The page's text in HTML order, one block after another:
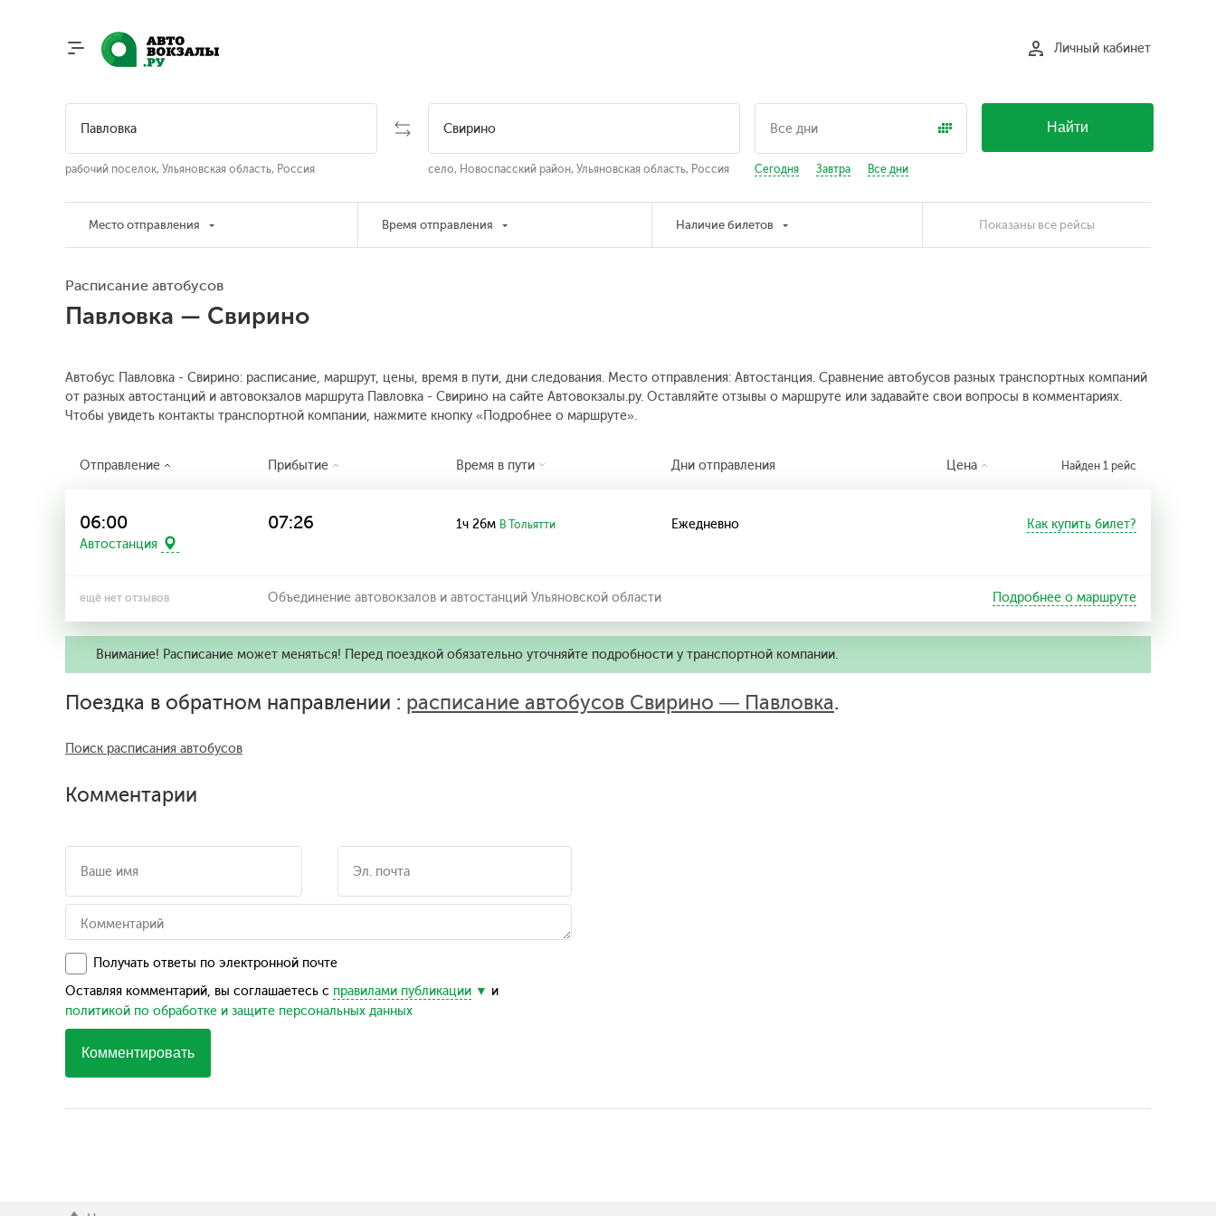
Личный кабинет
рабочий поселок, Ульяновская область, Россия село, Новоспасский район, Ульяновская область, Россия Сегодня Завтра Все дни
Найти
Место отправления Время отправления Наличие билетов Показаны все рейсы
Расписание автобусов
Павловка — Свирино
Автобус Павловка - Свирино: расписание, маршрут, цены, время в пути, дни следования. Место отправления: Автостанция. Сравнение автобусов разных транспортных компаний
от разных автостанций и автовокзалов маршрута Павловка - Свирино на сайте Автовокзалы.ру. Оставляйте отзывы о маршруте или задавайте свои вопросы в комментариях.
Чтобы увидеть контакты транспортной компании, нажмите кнопку «Подробнее о маршруте».
Отправление Прибытие Время в пути Дни отправления Цена Найден 1 рейс
06:00
Автостанция
07:26 1ч 26м В Тольятти Ежедневно Как купить билет?
ещё нет отзывов Объединение автовокзалов и автостанций Ульяновской области Подробнее о маршруте
Внимание! Расписание может меняться! Перед поездкой обязательно уточняйте подробности у транспортной компании.
Поездка в обратном направлении : расписание автобусов Свирино — Павловка.
Поиск расписания автобусов
Комментарии
Получать ответы по электронной почте
Оставляя комментарий, вы соглашаетесь с правилами публикации
и
политикой по обработке и защите персональных данных
Комментировать